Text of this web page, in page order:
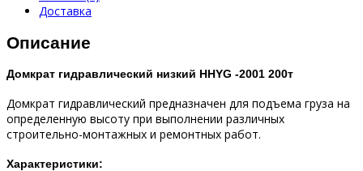
Доставка
Описание
Домкрат гидравлический низкий HHYG -2001 200т
Домкрат гидравлический предназначен для подъема груза на
определенную высоту при выполнении различных
строительно-монтажных и ремонтных работ.
Характеристики: